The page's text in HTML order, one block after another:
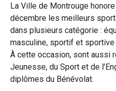
La Ville de Montrouge
décembre les meilleurs
dans plusieurs catégorie :
masculine, sportif et sportive
À cette occasion, sont aussi
Jeunesse, du Sport et de
diplômes du Bénévolat.